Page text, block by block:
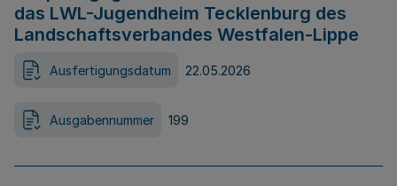
das LWL-Jugendheim Tecklenburg des
Landschaftsverbandes Westfalen-Lippe
Ausfertigungsdatum 22.05.2026
Ausgabennummer 199